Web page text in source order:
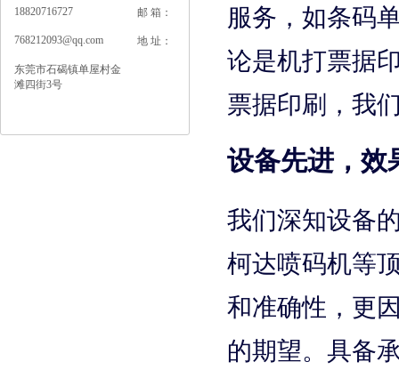
18820716727 邮 箱：
768212093@qq.com 地 址：
东莞市石碣镇单屋村金
滩四街3号
服务，如条码
论是机打票据
票据印刷，我
设备先进，效
我们深知设备
柯达喷码机等
和准确性，更
的期望。具备